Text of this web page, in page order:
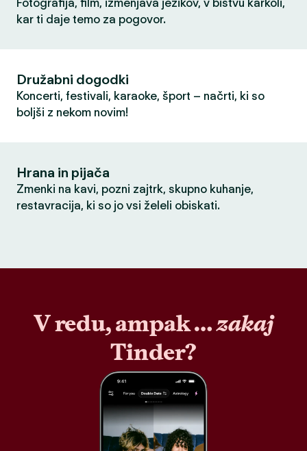
Fotografija, film, izmenjava jezikov, v bistvu karkoli,
kar ti daje temo za pogovor.
Družabni dogodki
Koncerti, festivali, karaoke, šport – načrti, ki so
boljši z nekom novim!
Hrana in pijača
Zmenki na kavi, pozni zajtrk, skupno kuhanje,
restavracija, ki so jo vsi želeli obiskati.
V redu, ampak …zakaj
Tinder?